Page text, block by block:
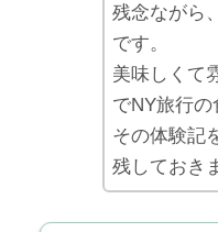
残念ながら、
です。
美味しくて
でNY旅行の
その体験記
残しておき